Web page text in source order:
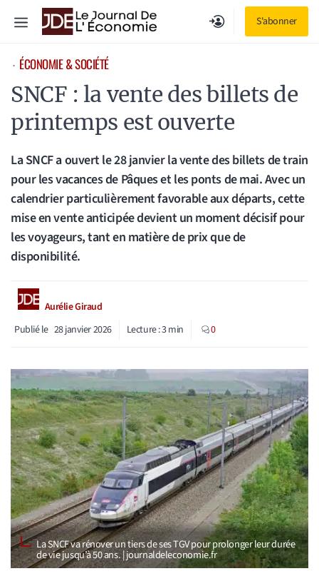
S'abonner
Menu
⋅ ÉCONOMIE & SOCIÉTÉ
SNCF : la vente des billets de
printemps est ouverte
La SNCF a ouvert le 28 janvier la vente des billets de train
pour les vacances de Pâques et les ponts de mai. Avec un
calendrier particulièrement favorable aux départs, cette
mise en vente anticipée devient un moment décisif pour
les voyageurs, tant en matière de prix que de
disponibilité.
Aurélie Giraud
Publié le 28 janvier 2026 Lecture :3min 0
La SNCF va rénover un tiers de ses TGV pour prolonger leur durée
de vie jusqu’à 50 ans. | journaldeleconomie.fr